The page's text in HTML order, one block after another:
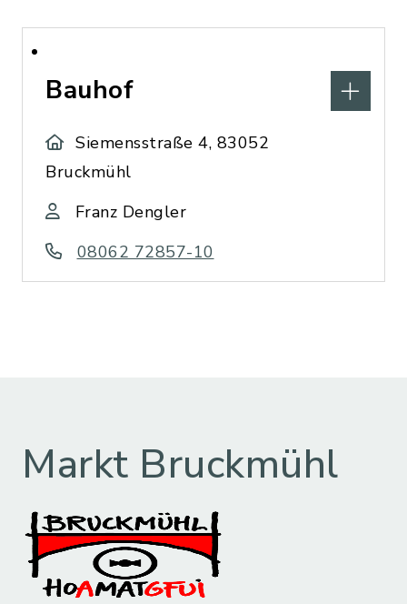
Bauhof
Siemensstraße 4, 83052
Bruckmühl
Franz Dengler
08062 72857-10
Markt Bruckmühl